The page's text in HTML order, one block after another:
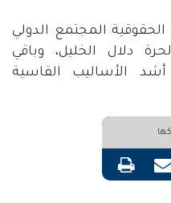
المجتمع الدولي
دلال الخليل، وباقي
الأساليب القاسية
مشاركة عبر البريد طباعة